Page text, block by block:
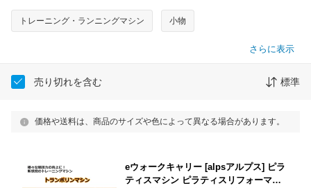
トレーニング・ランニングマシン 小物
さらに表示
売り切れを含む 標準
価格や送料は、商品のサイズや色によって異なる場合があります。
eウォークキャリー [alpsアルプス] ピラ
ティスマシン ピラティスリフォーマー